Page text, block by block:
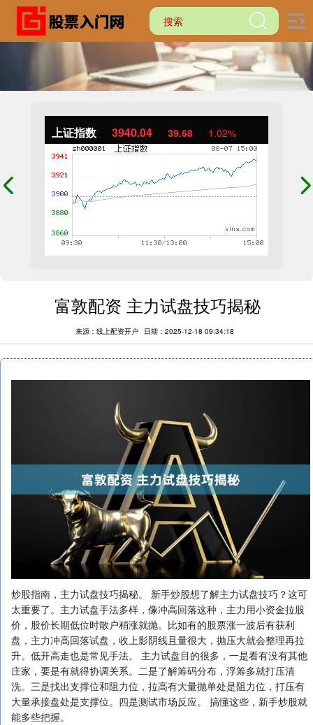
上证指数 3940.04 39.68 1.02%
富敦配资 主力试盘技巧揭秘
来源：线上配资开户 日期：2025-12-18 09:34:18
炒股指南，主力试盘技巧揭秘。 新手炒股想了解主力试盘技巧？这可
太重要了。主力试盘手法多样，像冲高回落这种，主力用小资金拉股
价，股价长期低位时散户稍涨就抛。比如有的股票涨一波后有获利
盘，主力冲高回落试盘，收上影阴线且量很大，抛压大就会整理再拉
升。低开高走也是常见手法。 主力试盘目的很多，一是看有没有其他
庄家，要是有就得协调关系。二是了解筹码分布，浮筹多就打压清
洗。三是找出支撑位和阻力位，拉高有大量抛单处是阻力位，打压有
大量承接盘处是支撑位。四是测试市场反应。 搞懂这些，新手炒股就
能多些把握。